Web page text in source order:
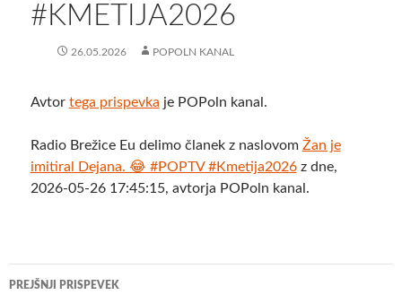
#KMETIJA2026
26.05.2026 POPOLN KANAL
Avtor tega prispevka je POPoln kanal.
Radio Brežice Eu delimo članek z naslovom Žan je
imitiral Dejana. 😂 #POPTV #Kmetija2026z dne,
2026-05-26 17:45:15, avtorja POPoln kanal.
Krmarjenje
PREJŠNJI PRISPEVEK